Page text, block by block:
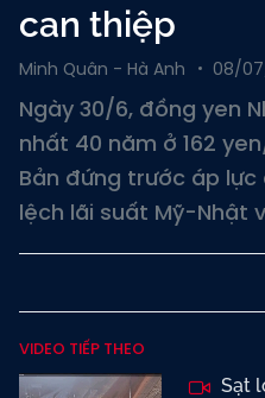
can thiệp
Minh Quân - Hà Anh 08/
Ngày 30/6, đồng yen
nhất 40 năm ở 162
Bản đứng trước áp
lệch lãi suất Mỹ-Nhật
VIDEO TIẾP THEO
Sạt